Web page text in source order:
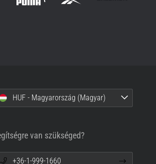
HUF - Magyarország (Magyar)
van szükséged?
+36-1-999-1660